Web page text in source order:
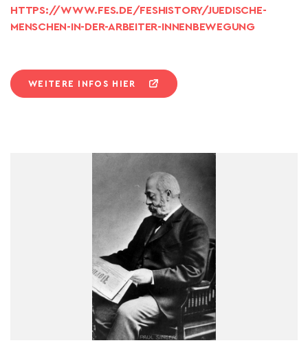
HTTPS://WWW.FES.DE/FESHISTORY/JUEDISCHE-
MENSCHEN-IN-DER-ARBEITER-INNENBEWEGUNG
WEITERE INFOS HIER